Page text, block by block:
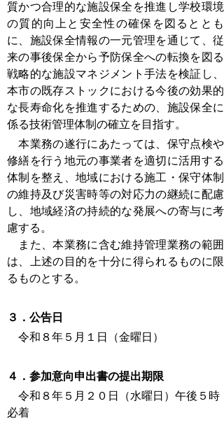
質かつ合理的な施設保全を推進し学校環境
の質的向上と安全性の確保を図るととも
に、施設保全情報の一元管理を通じて、従
来の事後保全から予防保全への転換を図る
戦略的な施設マネジメント手法を検証し、
本市の既存ストックにおける今後の効果的
な長寿命化を推進するための、施設保全に
係る技術管理体制の確立を目指す。
本業務の遂行にあたっては、保守点検や
修繕を行う地元の事業者を適切に活用する
体制を整え、地域における施工・保守体制
の維持及び災害時等の対応力の継続に配慮
し、地域経済の持続的な発展への寄与に考
慮する。
また、本業務に含む維持管理業務の範囲
は、上述の目的を十分に得られるものに限
るものとする。
３．公告日
令和８年５月１日（金曜日）
４．参加意向申出書の提出期限
令和８年５月２０日（水曜日）午後５時
必着